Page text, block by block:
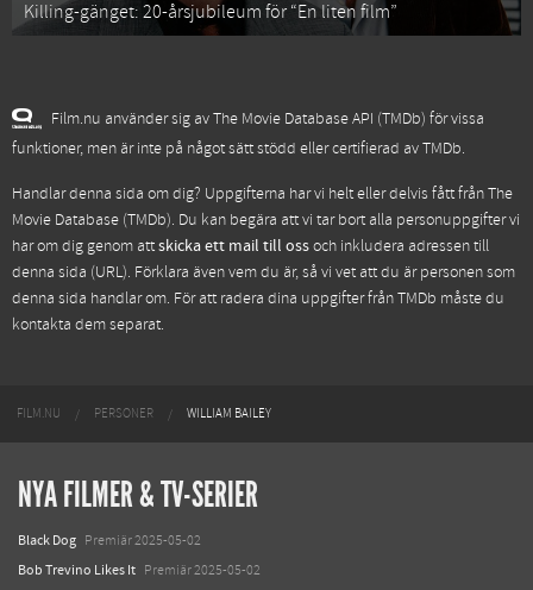
Killing-gänget: 20-årsjubileum för “En liten film”
Film.nu använder sig av The Movie Database API (TMDb) för vissa
funktioner, men är inte på något sätt stödd eller certifierad av TMDb.
Handlar denna sida om dig? Uppgifterna har vi helt eller delvis fått frånThe
Movie Database (TMDb). Du kan begära att vi tar bort alla personuppgifter vi
har om dig genom attskicka ett mail till ossoch inkludera adressen till
denna sida (URL). Förklara även vem du är, så vi vet att du är personen som
denna sida handlar om. För att radera dina uppgifter från TMDb måste du
kontakta dem separat.
FILM.NU PERSONER WILLIAM BAILEY
NYA FILMER & TV-SERIER
Black Dog Premiär 2025-05-02
Bob Trevino Likes It Premiär 2025-05-02